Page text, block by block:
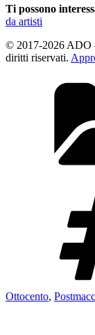
Ti possono
da artisti
© 2017-2026 ADO
diritti riservati.
Ottocento,